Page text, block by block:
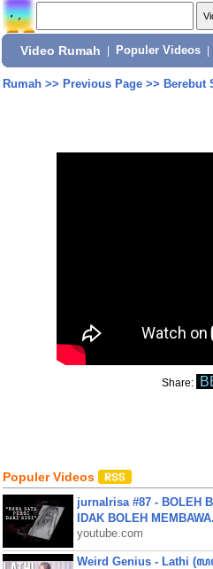
Video Rumah Populer Videos
Rumah>> Previous Page>> Berebut
Share:
Populer Videos
jurnalrisa #87 - BOLEH
IDAK BOLEH
youtube.com
Weird Genius - Lathi